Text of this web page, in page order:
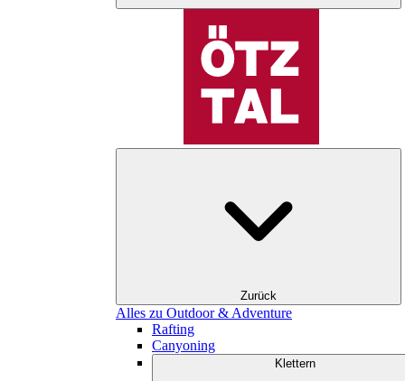
Zurück
Alles zu Outdoor & Adventure
Rafting
Canyoning
Klettern